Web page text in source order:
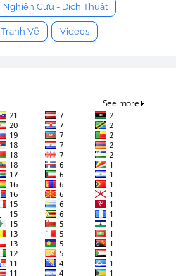
Nghiên Cứu - Dịch Thuật
Tranh Vẽ Videos